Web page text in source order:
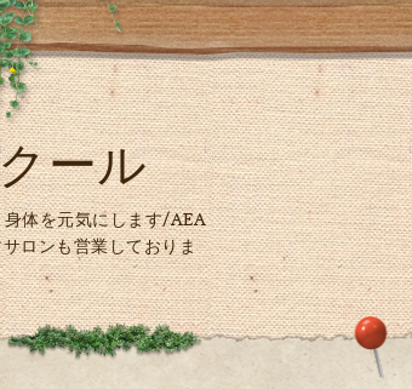
ール
体を元気にします/AEA
ロンも営業しておりま